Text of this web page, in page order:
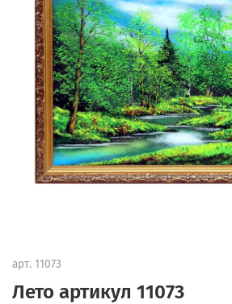
арт. 11073
Лето артикул 11073